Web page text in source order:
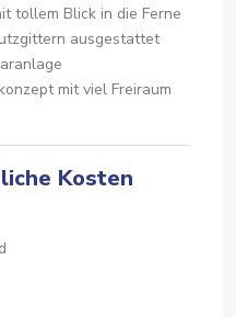
tollem Blick in die Ferne
ausgestattet
mit viel Freiraum
Kosten